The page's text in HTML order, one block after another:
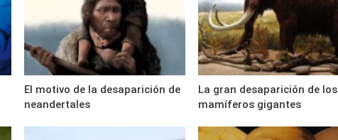
El motivo de la desaparición de
neandertales
La gran desaparición de los
mamíferos gigantes